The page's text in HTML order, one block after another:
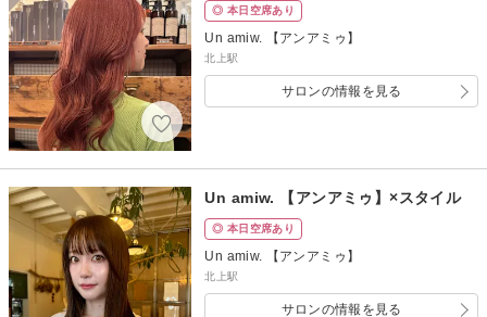
◎ 本日空席あり
Un amiw. 【アンアミゥ】
北上駅
サロンの情報を見る
Un amiw. 【アンアミゥ】×スタイル
◎ 本日空席あり
Un amiw. 【アンアミゥ】
北上駅
サロンの情報を見る